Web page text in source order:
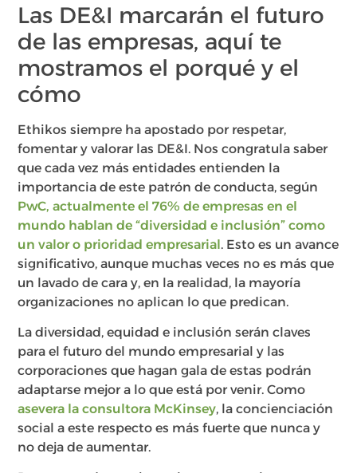
Las DE&I marcarán el futuro
de las empresas, aquí te
mostramos el porqué y el
cómo
Ethikos siempre ha apostado por respetar,
fomentar y valorar las DE&I. Nos congratula saber
que cada vez más entidades entienden la
importancia de este patrón de conducta, según
PwC, actualmente el 76% de empresas en el
mundo hablan de “diversidad e inclusión” como
un valor o prioridad empresarial. Esto es un avance
significativo, aunque muchas veces no es más que
un lavado de cara y, en la realidad, la mayoría
organizaciones no aplican lo que predican.
La diversidad, equidad e inclusión serán claves
para el futuro del mundo empresarial y las
corporaciones que hagan gala de estas podrán
adaptarse mejor a lo que está por venir. Como
asevera la consultora McKinsey, la concienciación
social a este respecto es más fuerte que nunca y
no deja de aumentar.